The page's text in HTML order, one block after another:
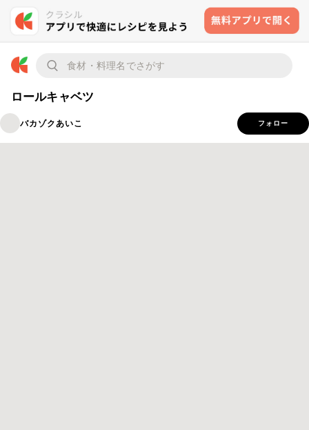
ロールキャベツ
バカゾクあいこ フォロー